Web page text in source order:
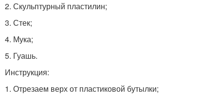
2. Скульптурный пластилин;
3. Стек;
4. Мука;
5. Гуашь.
Инструкция:
1. Отрезаем верх от пластиковой бутылки;